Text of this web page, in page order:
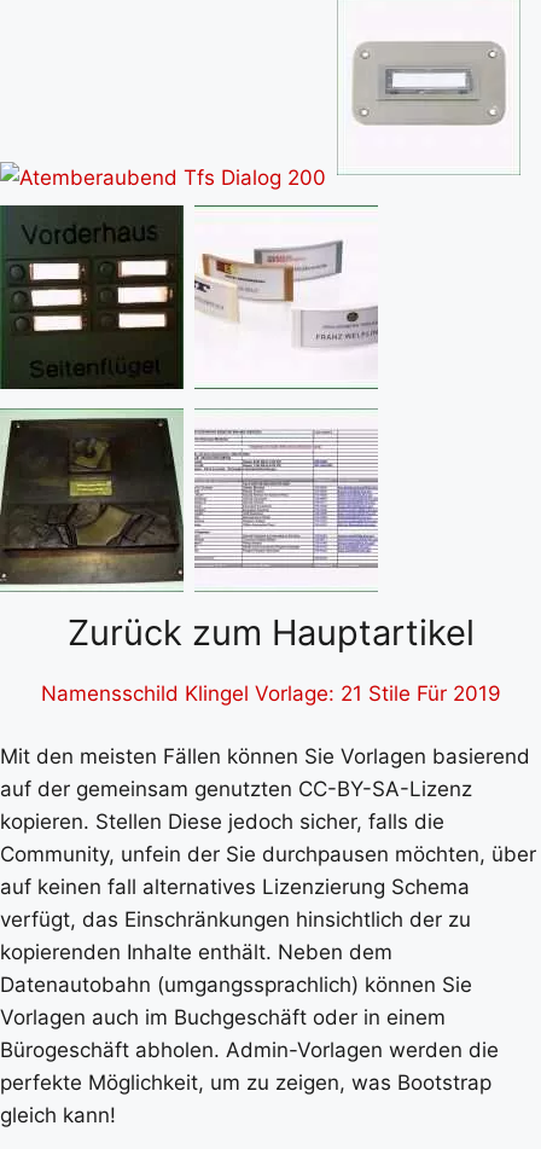
Zurück zum Hauptartikel
Namensschild Klingel Vorlage: 21 Stile Für 2019
Mit den meisten Fällen können Sie Vorlagen basierend
auf der gemeinsam genutzten CC-BY-SA-Lizenz
kopieren. Stellen Diese jedoch sicher, falls die
Community, unfein der Sie durchpausen möchten, über
auf keinen fall alternatives Lizenzierung Schema
verfügt, das Einschränkungen hinsichtlich der zu
kopierenden Inhalte enthält. Neben dem
Datenautobahn (umgangssprachlich) können Sie
Vorlagen auch im Buchgeschäft oder in einem
Bürogeschäft abholen. Admin-Vorlagen werden die
perfekte Möglichkeit, um zu zeigen, was Bootstrap
gleich kann!